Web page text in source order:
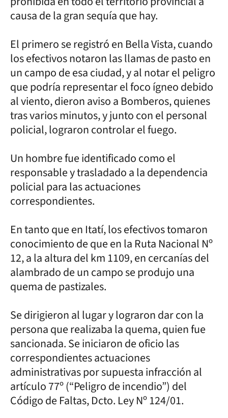
causa de la gran sequía que hay.
El primero se registró en Bella Vista, cuando
los efectivos notaron las llamas de pasto en
un campo de esa ciudad, y al notar el peligro
que podría representar el foco ígneo debido
al viento, dieron aviso a Bomberos, quienes
tras varios minutos, y junto con el personal
policial, lograron controlar el fuego.
Un hombre fue identificado como el
responsable y trasladado a la dependencia
policial para las actuaciones
correspondientes.
En tanto que en Itatí, los efectivos tomaron
conocimiento de que en la Ruta Nacional Nº
12, a la altura del km 1109, en cercanías del
alambrado de un campo se produjo una
quema de pastizales.
Se dirigieron al lugar y lograron dar con la
persona que realizaba la quema, quien fue
sancionada. Se iniciaron de oficio las
correspondientes actuaciones
administrativas por supuesta infracción al
artículo 77º (“Peligro de incendio”) del
Código de Faltas, Dcto. Ley Nº 124/01.